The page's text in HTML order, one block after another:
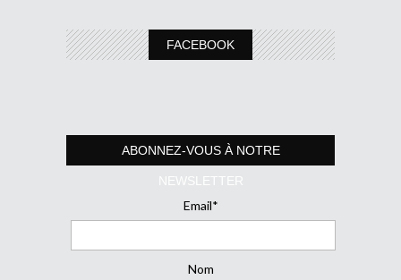
FACEBOOK
ABONNEZ-VOUS À NOTRE
NEWSLETTER
Email*
Nom